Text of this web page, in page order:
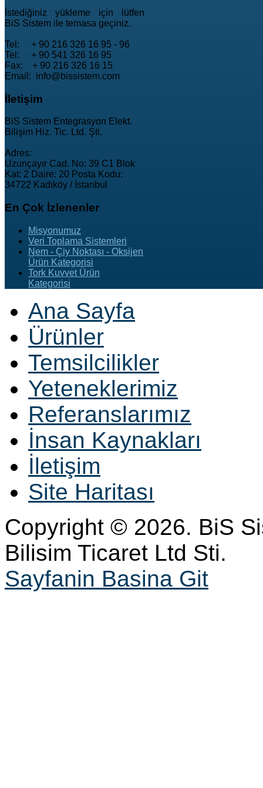
İstediğiniz yükleme için lütfen
BiS Sistem ile temasa geçiniz.
Tel: + 90 216 326 16 95 - 96
Tel: + 90 541 326 16 95
Fax: + 90 216 326 16 15
Email: info@bissistem.com
İletişim
BiS Sistem Entegrasyon Elekt.
Bilişim Hiz. Tic. Ltd. Şti.
Adres:
Uzunçayır Cad. No: 39 C1 Blok
Kat: 2 Daire: 20 Posta Kodu:
34722 Kadıköy / İstanbul
En Çok İzlenenler
Misyonumuz
Veri Toplama Sistemleri
Nem - Çiy Noktası - Oksijen
Ürün Kategorisi
Tork Kuvvet Ürün
Kategorisi
Ana Sayfa
Ürünler
Temsilcilikler
Yeteneklerimiz
Referanslarımız
İnsan Kaynakları
İletişim
Site Haritası
Copyright © 2026. BiS
Bilisim Ticaret Ltd Sti.
Sayfanin Basina Git